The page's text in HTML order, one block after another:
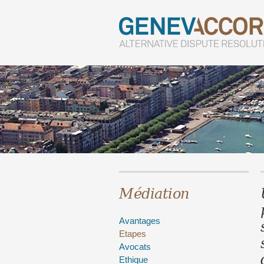
Médiation
Avantages
Etapes
Avocats
Ethique